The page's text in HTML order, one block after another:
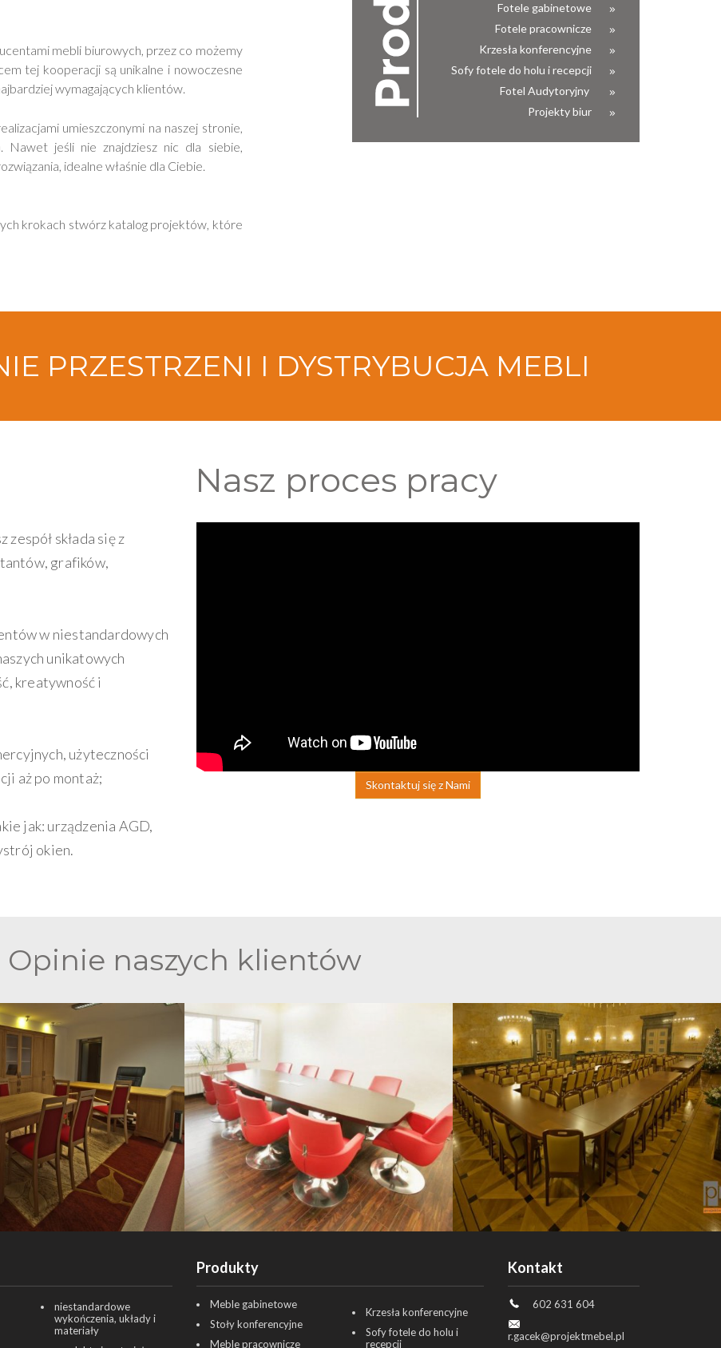
mebli biurowych, przez co możemy
tej kooperacji są unikalne i nowoczesne
wymagających klientów.
umieszczonymi na naszej stronie,
Nawet jeśli nie znajdziesz nic dla siebie,
idealne właśnie dla Ciebie.
krokach stwórz katalog projektów, które
Fotele gabinetowe
Fotele pracownicze
Krzesła konferencyjne
Sofy fotele do holu i recepcji
Fotel Audytoryjny
Projekty biur
PRZESTRZENI I DYSTRYBUCJA MEBLI
składa się z
grafików,
w niestandardowych
unikatowych
kreatywność i
użyteczności
aż po montaż;
jak: urządzenia AGD,
okien.
Nasz proces pracy
Skontaktuj się z Nami
Opinie naszych klientów
niestandardowe
wykończenia, układy i
materiały
Produkty
Meble gabinetowe
Stoły konferencyjne
Meble pracownicze
Krzesła konferencyjne
Sofy fotele do holu i
recepcji
Kontakt
602 631 604
r.gacek@projektmebel.pl